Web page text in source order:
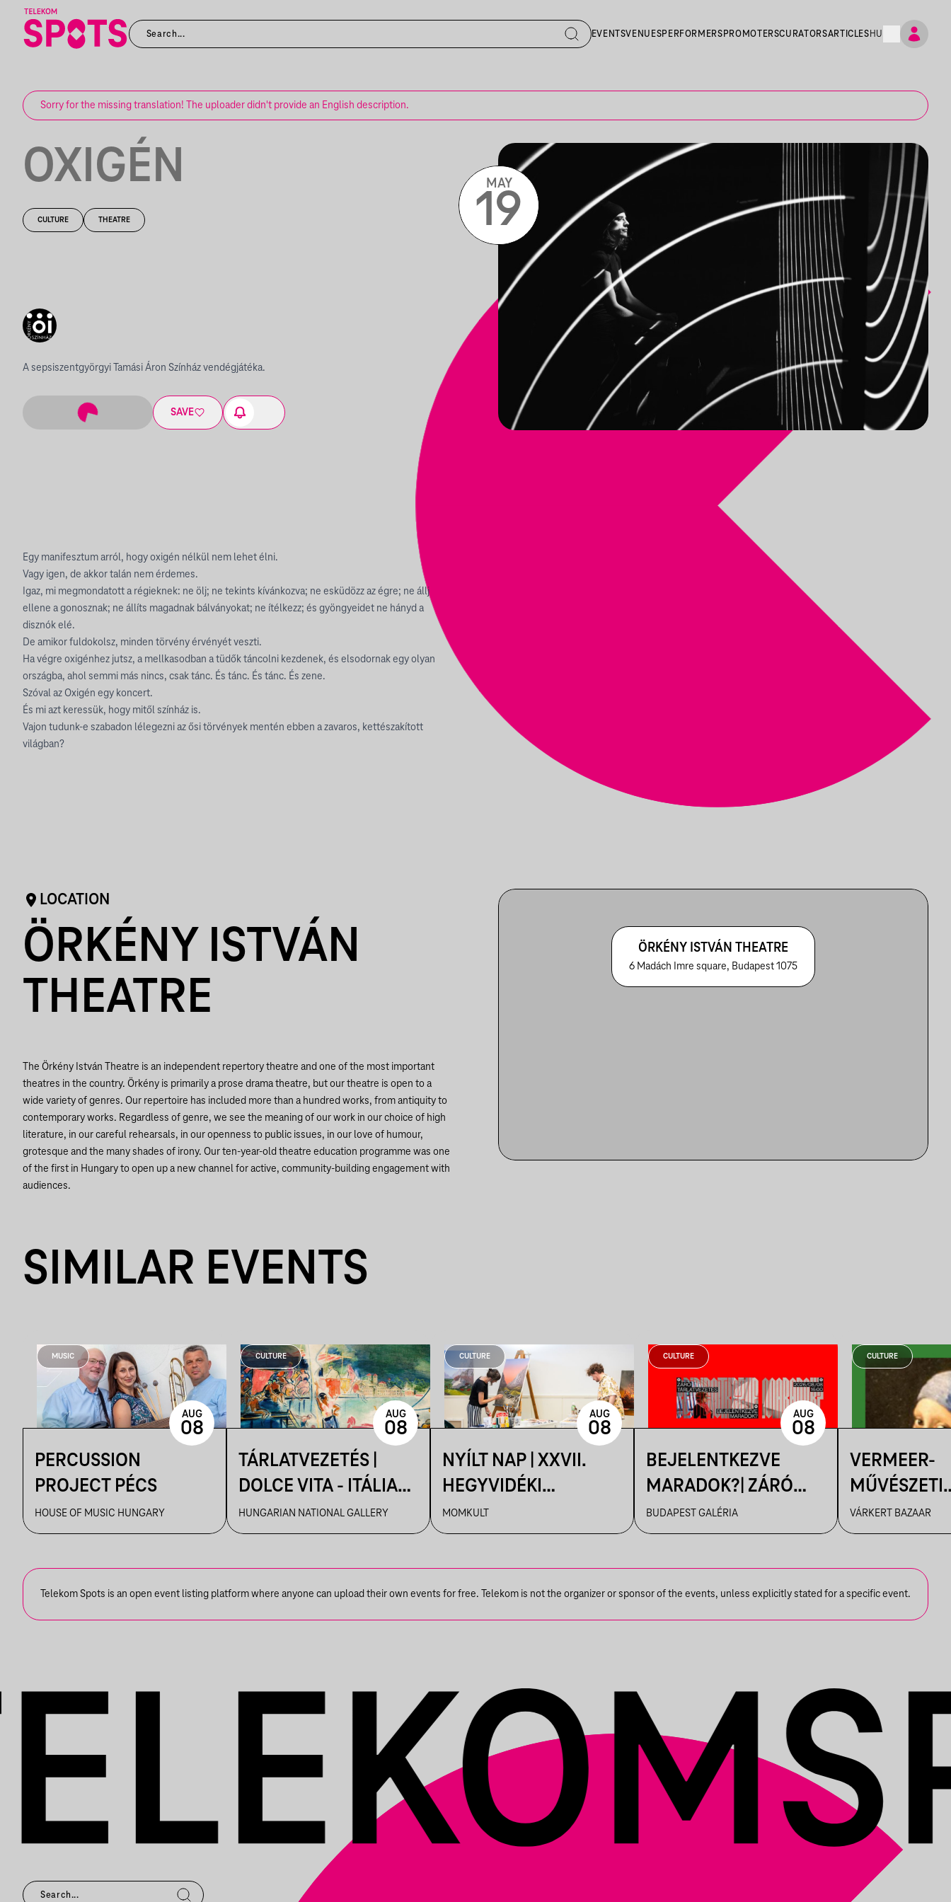
EVENTSVENUESPERFORMERS PROMOTERSCURATORSARTICLES HU
Sorry for the missing translation! The uploader didn't provide an English description.
OXIGÉN
CULTURE THEATRE
A sepsiszentgyörgyi Tamási Áron Színház vendégjátéka.
SAVE
MAY
19
Egy manifesztum arról, hogy oxigén nélkül nem lehet élni.
Vagy igen, de akkor talán nem érdemes.
Igaz, mi megmondatott a régieknek: ne ölj; ne tekints kívánkozva; ne esküdözz az égre; ne állj
ellene a gonosznak; ne állíts magadnak bálványokat; ne ítélkezz; és gyöngyeidet ne hányd a
disznók elé.
De amikor fuldokolsz, minden törvény érvényét veszti.
Ha végre oxigénhez jutsz, a mellkasodban a tüdők táncolni kezdenek, és elsodornak egy olyan
országba, ahol semmi más nincs, csak tánc. És tánc. És tánc. És zene.
Szóval az Oxigén egy koncert.
És mi azt keressük, hogy mitől színház is.
Vajon tudunk-e szabadon lélegezni az ősi törvények mentén ebben a zavaros, kettészakított
világban?
LOCATION
ÖRKÉNY ISTVÁN
THEATRE
The Örkény István Theatre is an independent repertory theatre and one of the most important
theatres in the country. Örkény is primarily a prose drama theatre, but our theatre is open to a
wide variety of genres. Our repertoire has included more than a hundred works, from antiquity to
contemporary works. Regardless of genre, we see the meaning of our work in our choice of high
literature, in our careful rehearsals, in our openness to public issues, in our love of humour,
grotesque and the many shades of irony. Our ten-year-old theatre education programme was one
of the first in Hungary to open up a new channel for active, community-building engagement with
audiences.
ÖRKÉNY ISTVÁN THEATRE
6 Madách Imre square, Budapest 1075
SIMILAR EVENTS
MUSIC
PERCUSSION
PROJECT PÉCS
HOUSE OF MUSIC HUNGARY
AUG
08
CULTURE
TÁRLATVEZETÉS |
DOLCE VITA - ITÁLIA
ÉLMÉNYE A MAGYAR
MŰVÉSZETBEN
HUNGARIAN NATIONAL GALLERY
AUG
08
CULTURE
NYÍLT NAP | XXVII.
HEGYVIDÉKI
NEMZETKÖZI
MŰVÉSZTELEP
MOMKULT
AUG
08
CULTURE
BEJELENTKEZVE
MARADOK?| ZÁRÓ
TÁRLATVEZETÉS
BUDAPEST GALÉRIA
AUG
08
CULTURE
VERMEER-
MŰVÉSZETI
VÁRKERT BAZAAR
Telekom Spots is an open event listing platform where anyone can upload their own events for free. Telekom is not the organizer or sponsor of the events, unless explicitly stated for a specific event.